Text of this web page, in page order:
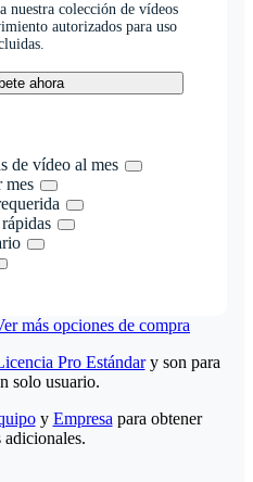
nuestra colección de vídeos
autorizados para uso
ahora
de vídeo al mes
mes
más opciones de compra
Pro Estándary son para
solo usuario.
y Empresa para obtener